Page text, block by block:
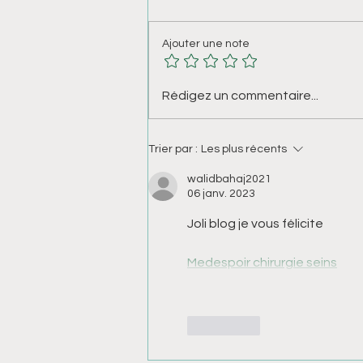
VITTOSOIN
Ajouter une note
Rédigez un commentaire...
Trier par : Les plus récents
walidbahaj2021
06 janv. 2023
Joli blog je vous félicite
Medespoir chirurgie seins